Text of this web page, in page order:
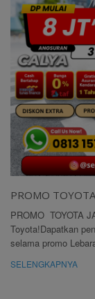
PROMO
PROMO TOYOTA
Toyota!Dapatkan
selama promo
SELENGKAPNYA